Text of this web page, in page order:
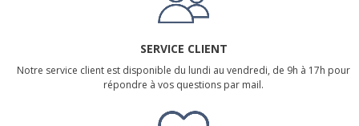
SERVICE CLIENT
Notre service client est disponible du lundi au vendredi, de 9h à 17h pour
répondre à vos questions par mail.